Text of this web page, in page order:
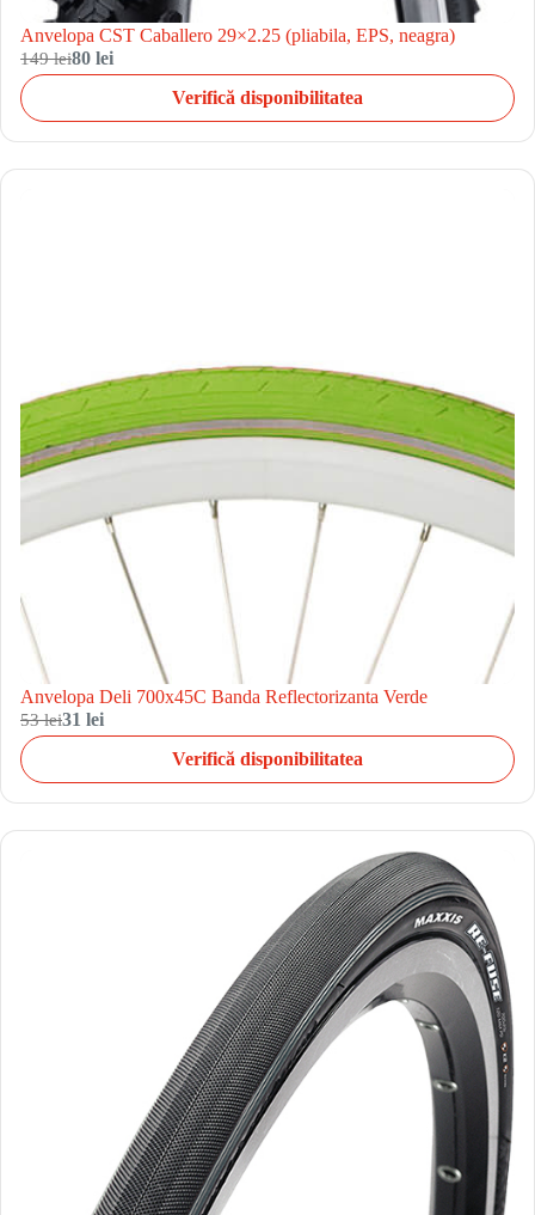
Anvelopa CST Caballero 29×2.25 (pliabila, EPS, neagra)
149 lei80 lei
Verifică disponibilitatea
Anvelopa Deli 700x45C Banda Reflectorizanta Verde
53 lei31 lei
Verifică disponibilitatea